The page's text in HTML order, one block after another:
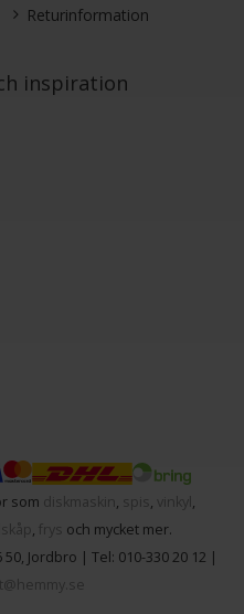
Returinformation
inspiration
som diskmaskin , spis , vinkyl ,
, frys och mycket mer.
50, Jordbro | Tel: 010-330 20 12 |